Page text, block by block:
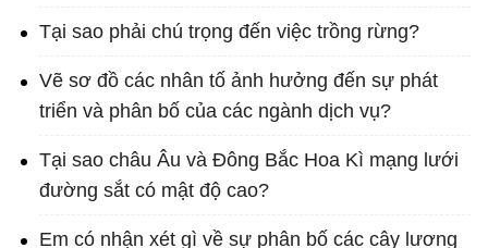
Tại sao phải chú trọng đến việc trồng rừng?
Vẽ sơ đồ các nhân tố ảnh hưởng đến sự phát
triển và phân bố của các ngành dịch vụ?
Tại sao châu Âu và Đông Bắc Hoa Kì mạng lưới
đường sắt có mật độ cao?
Em có nhận xét gì về sự phân bố các cây lương